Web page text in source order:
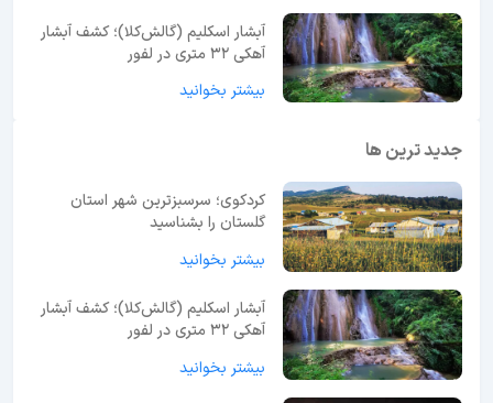
آبشار اسکلیم (گالش‌کلا)؛ کشف آبشار
آهکی ۳۲ متری در لفور
بیشتر بخوانید
جدید ترین ها
کردکوی؛ سرسبزترین شهر استان
گلستان را بشناسید
بیشتر بخوانید
آبشار اسکلیم (گالش‌کلا)؛ کشف آبشار
آهکی ۳۲ متری در لفور
بیشتر بخوانید